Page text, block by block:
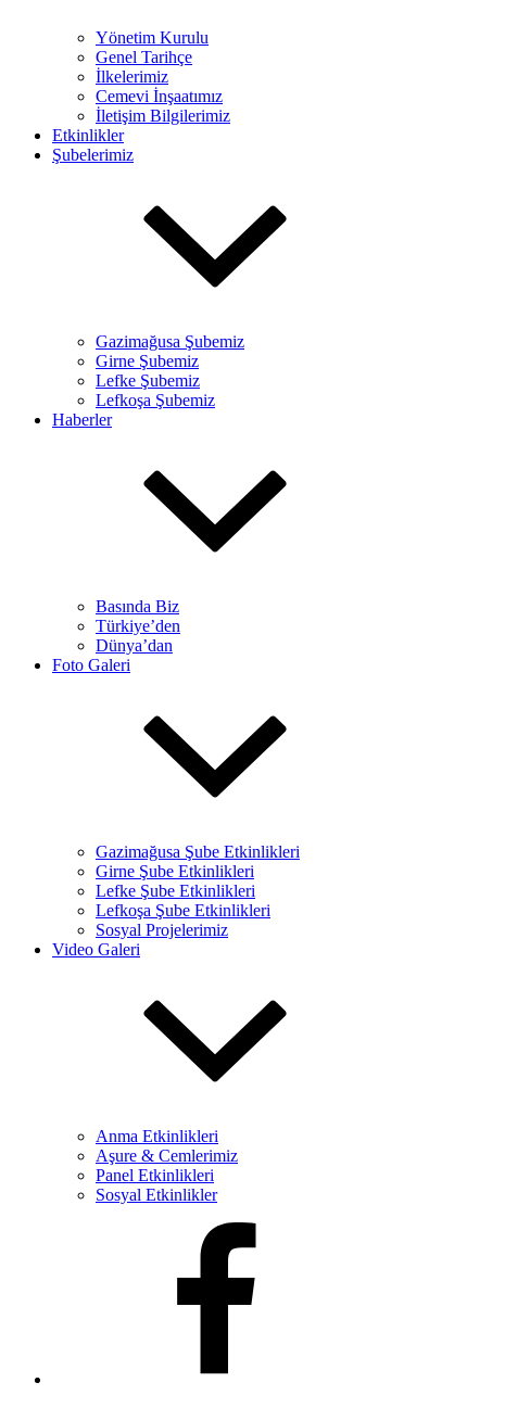
Yönetim Kurulu
Genel Tarihçe
İlkelerimiz
Cemevi İnşaatımız
İletişim Bilgilerimiz
Etkinlikler
Şubelerimiz
Gazimağusa Şubemiz
Girne Şubemiz
Lefke Şubemiz
Lefkoşa Şubemiz
Haberler
Basında Biz
Türkiye’den
Dünya’dan
Foto Galeri
Gazimağusa Şube Etkinlikleri
Girne Şube Etkinlikleri
Lefke Şube Etkinlikleri
Lefkoşa Şube Etkinlikleri
Sosyal Projelerimiz
Video Galeri
Anma Etkinlikleri
Aşure & Cemlerimiz
Panel Etkinlikleri
Sosyal Etkinlikler